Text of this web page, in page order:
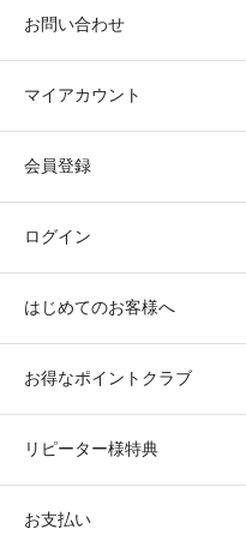
お問い合わせ
マイアカウント
会員登録
ログイン
はじめてのお客様へ
お得なポイントクラブ
リピーター様特典
お支払い